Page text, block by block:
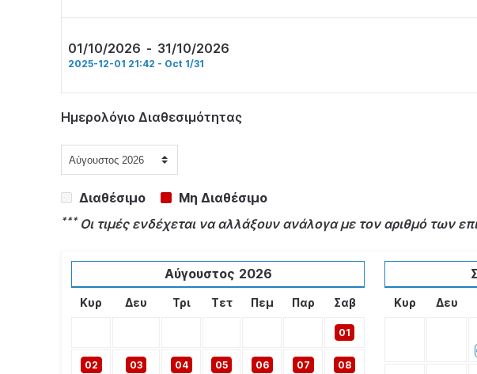
01/10/2026 - 31/10/2026
2025-12-01 21:42 - Oct 1/31
Ημερολόγιο Διαθεσιμότητας
Διαθέσιμο Μη Διαθέσιμο
*** Οι τιμές ενδέχεται να αλλάξουν ανάλογα με τον αριθμό των
Αύγουστος 2026
Κυρ Δευ Τρι Τετ Πεμ Παρ Σαβ
01
02 03 04 05 06 07 08
Κυρ Δευ